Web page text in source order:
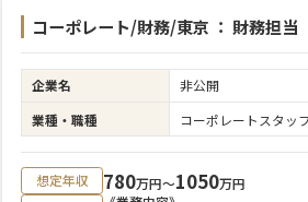
コーポレート/財務/東京 ： 財務担当
企業名 非公開
業種・職種
コーポレートスタッフ
想定年収 780万円〜1050万円